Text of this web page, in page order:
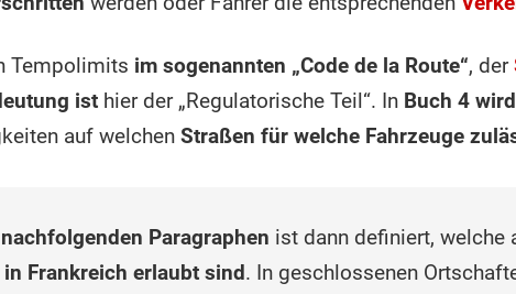
Tempolimits im sogenannten „Code de la Route“, der
ist hier der „Regulatorische Teil“. In Buch 4
auf welchen Straßen für welche Fahrzeuge
Paragraphen ist dann definiert, welche
in Frankreich erlaubt sind. In geschlossenen